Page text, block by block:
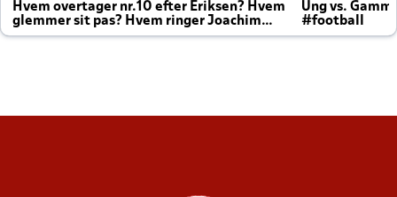
Hvem overtager nr.10 efter Eriksen? Hvem
glemmer sit pas? Hvem ringer Joachim
altid til efter kampe?
Ung vs.
#football